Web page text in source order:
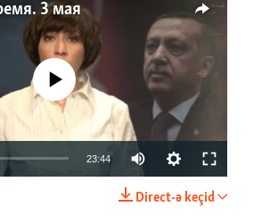
3 мая
source currently available
23:44
Direct-ə keçid